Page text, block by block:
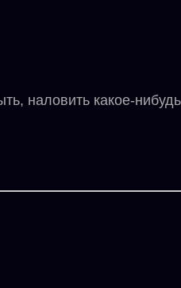
наловить какое-нибудь